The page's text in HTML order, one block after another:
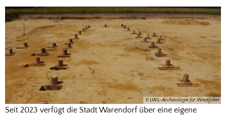
© LWL-Archäologie für Westfalen
Seit 2023 verfügt die Stadt Warendorf über eine eigene